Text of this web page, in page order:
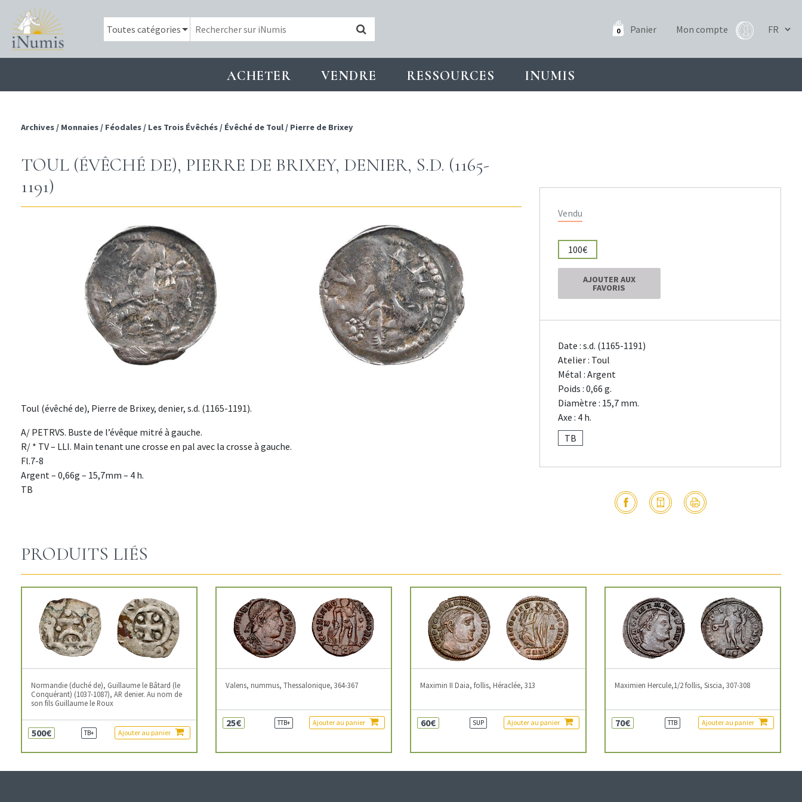
0 Panier Mon compte
ACHETER VENDRE RESSOURCES INUMIS
Archives / Monnaies / Féodales / Les Trois Évêchés / Évêché de Toul / Pierre de Brixey
TOUL (ÉVÊCHÉ DE), PIERRE DE BRIXEY, DENIER, S.D. (1165-
1191)
Toul (évêché de), Pierre de Brixey, denier, s.d. (1165-1191).
A/ PETRVS. Buste de l’évêque mitré à gauche.
R/ * TV – LLI. Main tenant une crosse en pal avec la crosse à gauche.
Fl.7-8
Argent – 0,66g – 15,7mm – 4 h.
TB
Vendu
100€
AJOUTER AUX
FAVORIS
Date : s.d. (1165-1191)
Atelier : Toul
Métal : Argent
Poids : 0,66 g.
Diamètre : 15,7 mm.
Axe : 4 h.
TB
PRODUITS LIÉS
Normandie (duché de), Guillaume le Bâtard (le
Conquérant) (1037-1087), AR denier. Au nom de
son fils Guillaume le Roux
500€ TB+ Ajouter au panier
Valens, nummus, Thessalonique, 364-367
25€ TTB+ Ajouter au panier
Maximin II Daia, follis, Héraclée, 313
60€ SUP Ajouter au panier
Maximien Hercule,1/2 follis, Siscia, 307-308
70€ TTB Ajouter au panier